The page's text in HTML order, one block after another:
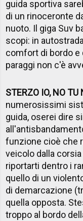
guida sportiva
di un rinoceronte
nuoto. Il giga Suv
scopi: in
comfort di bordo e
paraggi non c'è
STERZO IO, NO TU
numerosissimi
guida, oserei dire
funzione cioè che
veicolo dalla
riportarti dentro i
quello di un
di demarcazione
quella opposta.
troppo al bordo